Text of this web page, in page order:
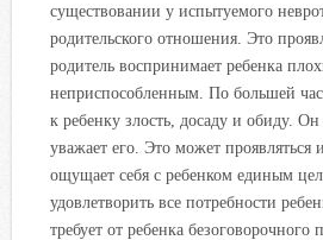
существовании у испытуемого
родительского отношения. Это
родитель воспринимает ребенка
неприспособленным. По большей
к ребенку злость, досаду и обиду.
уважает его. Это может проявляться
ощущает себя с ребенком единым
удовлетворить все потребности
требует от ребенка безоговорочного